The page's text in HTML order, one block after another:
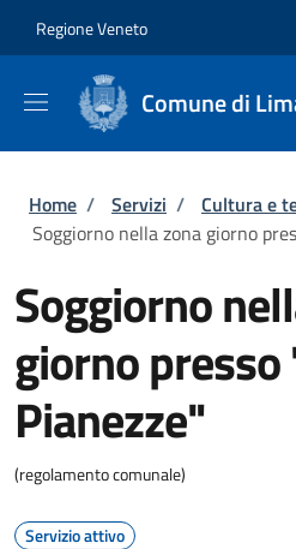
Regione Veneto
Comune di
Briciole di pane
Home / Servizi / Cultura e
Soggiorno nella zona giorno
Soggiorno
giorno
Pianezze"
(regolamento comunale)
Servizio attivo